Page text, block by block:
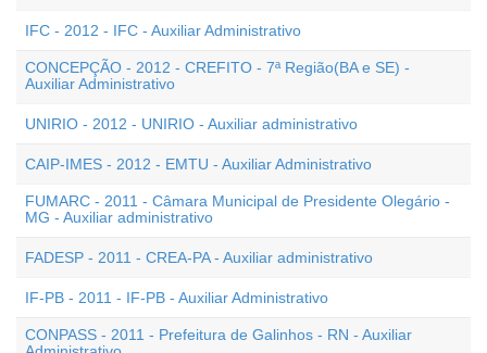
IFC - 2012 - IFC - Auxiliar Administrativo
CONCEPÇÃO - 2012 - CREFITO - 7ª Região(BA e SE) -
Auxiliar Administrativo
UNIRIO - 2012 - UNIRIO - Auxiliar administrativo
CAIP-IMES - 2012 - EMTU - Auxiliar Administrativo
FUMARC - 2011 - Câmara Municipal de Presidente Olegário -
MG - Auxiliar administrativo
FADESP - 2011 - CREA-PA - Auxiliar administrativo
IF-PB - 2011 - IF-PB - Auxiliar Administrativo
CONPASS - 2011 - Prefeitura de Galinhos - RN - Auxiliar